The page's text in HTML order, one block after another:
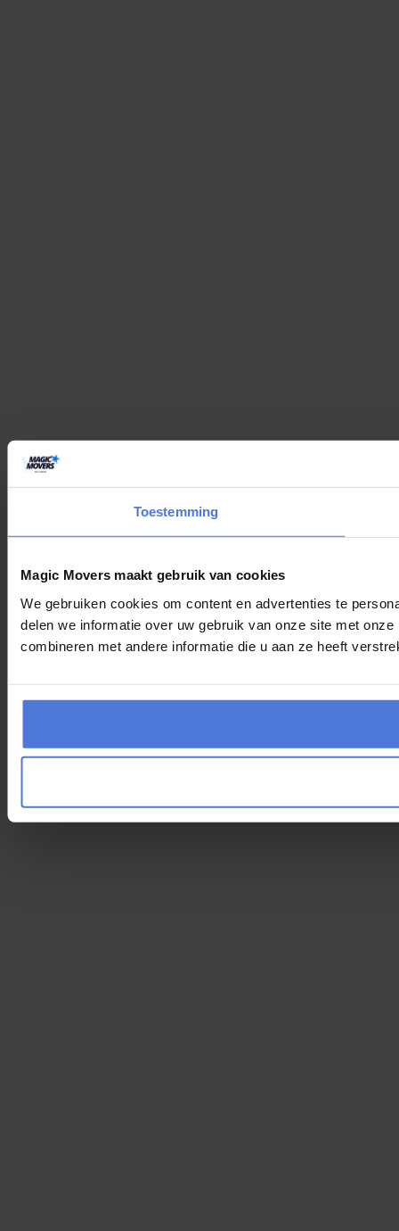
Toestemming
Magic Movers maakt gebruik van cookies
We gebruiken cookies om content en advertenties te
delen we informatie over uw gebruik van onze site met
combineren met andere informatie die u aan ze heeft